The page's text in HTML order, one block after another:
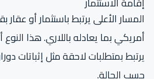
أمريكي بما يعادله باللاري. هذا
يرتبط بمتطلبات لاحقة مثل إثباتات
حسب الحالة.